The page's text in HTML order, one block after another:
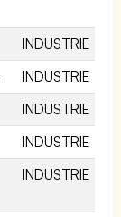
INDUSTRIE
INDUSTRIE
INDUSTRIE
INDUSTRIE
INDUSTRIE